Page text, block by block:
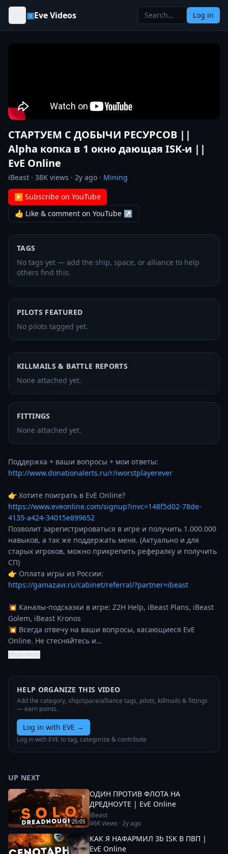
Skip to content
▣Eve Videos Log in
СТАРТУЕМ С ДОБЫЧИ РЕСУРСОВ ||
Alpha копка в 1 окно дающая ISK-и ||
EvE Online
iBeast · 38K views · 2y ago · Mining
▶ Subscribe on YouTube
👍 Like & comment on YouTube ↗
TAGS
No tags yet — add the ship, space, or alliance to help
others find this.
PILOTS FEATURED
No pilots tagged yet.
KILLMAILS & BATTLE REPORTS
None attached yet.
FITTINGS
None attached yet.
http://www.donationalerts.ru/r/iworstplayerever
https://www.eveonline.com/signup?invc=148f5d02-78de-
4135-a424-34015e899652
Позволит зарегистрироваться в игре и получить 1.000.000
навыков, а так же поддержать меня. (Актуально и для
старых игроков, можно прикрепить рефералку и получить
СП)
https://gamazavr.ru/cabinet/referral/?partner=ibeast
💥 Каналы-подсказки в игре: Z2H Help, iBeast Plans, iBeast
Golem, iBeast Kronos
💥 Всегда отвечу на ваши вопросы, касающиеся EvE
Online. Не стесняйтесь и…
Show more
HELP ORGANIZE THIS VIDEO
Add the category, ship/space/alliance tags, pilots, killmails & fittings
— earn points.
Log in with EVE →
Log in with EVE to tag, categorize & contribute
UP NEXT
25:05
ОДИН ПРОТИВ ФЛОТА НА
ДРЕДНОУТЕ | EvE Online
iBeast
46Kviews ·2y ago
КАК Я НАФАРМИЛ 3b ISK В ПВП |
EvE Online